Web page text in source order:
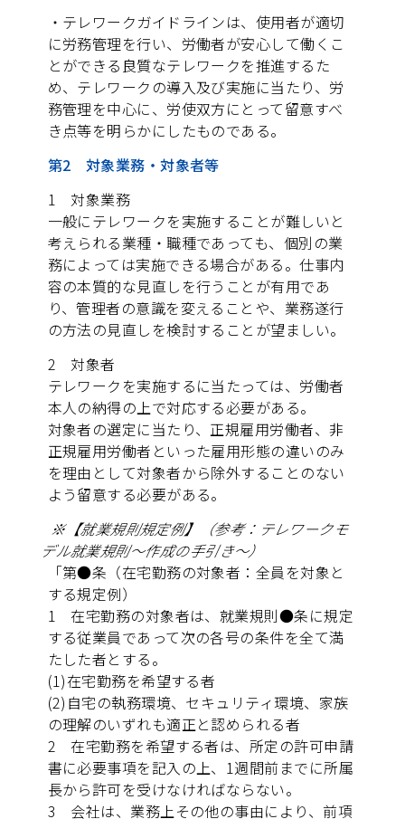
・テレワークガイドラインは、使用者が適切
に労務管理を行い、労働者が安心して働くこ
とができる良質なテレワークを推進するた
め、テレワークの導入及び実施に当たり、労
務管理を中心に、労使双方にとって留意すべ
き点等を明らかにしたものである。
第2 対象業務・対象者等
1 対象業務
一般にテレワークを実施することが難しいと
考えられる業種・職種であっても、個別の業
務によっては実施できる場合がある。仕事内
容の本質的な見直しを行うことが有用であ
り、管理者の意識を変えることや、業務遂行
の方法の見直しを検討することが望ましい。
2 対象者
テレワークを実施するに当たっては、労働者
本人の納得の上で対応する必要がある。
対象者の選定に当たり、正規雇用労働者、非
正規雇用労働者といった雇用形態の違いのみ
を理由として対象者から除外することのない
よう留意する必要がある。
※【就業規則規定例】（参考：テレワークモ
デル就業規則～作成の手引き～）
「第●条（在宅勤務の対象者：全員を対象と
する規定例）
1 在宅勤務の対象者は、就業規則●条に規定
する従業員であって次の各号の条件を全て満
たした者とする。
(1)在宅勤務を希望する者
(2)自宅の執務環境、セキュリティ環境、家族
の理解のいずれも適正と認められる者
2 在宅勤務を希望する者は、所定の許可申請
書に必要事項を記入の上、1週間前までに所属
長から許可を受けなければならない。
3 会社は、業務上その他の事由により、前項